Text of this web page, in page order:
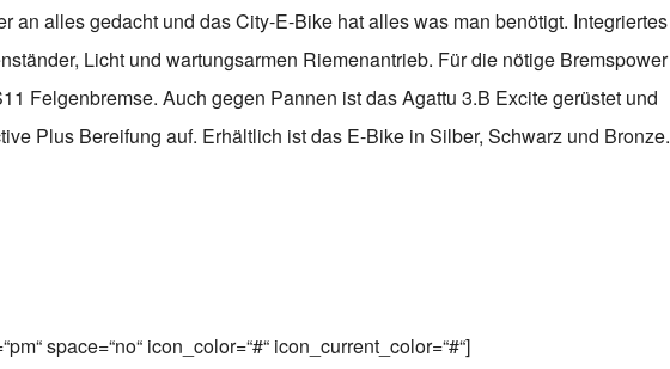
an alles gedacht und das City-E-Bike hat alles was man benötigt. Integriertes
Licht und wartungsarmen Riemenantrieb. Für die nötige Bremspower
Felgenbremse. Auch gegen Pannen ist das Agattu 3.B Excite gerüstet und
Plus Bereifung auf. Erhältlich ist das E-Bike in Silber, Schwarz und Bronze.
space=“no“ icon_color=“#“ icon_current_color=“#“]